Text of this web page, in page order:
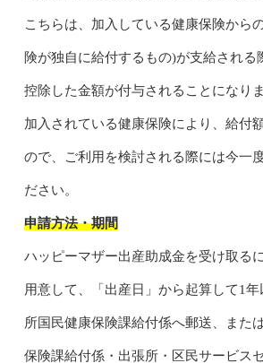
こちらは、加入している健康保険から
険が独自に給付するもの)が支給される
控除した金額が付与されることになりま
加入されている健康保険により、給付
ので、ご利用を検討される際には今一
ださい。
申請方法・期間
ハッピーマザー出産助成金を受け取る
用意して、「出産日」から起算して1
所国民健康保険課給付係へ郵送、また
保険課給付係・出張所・区民サービス